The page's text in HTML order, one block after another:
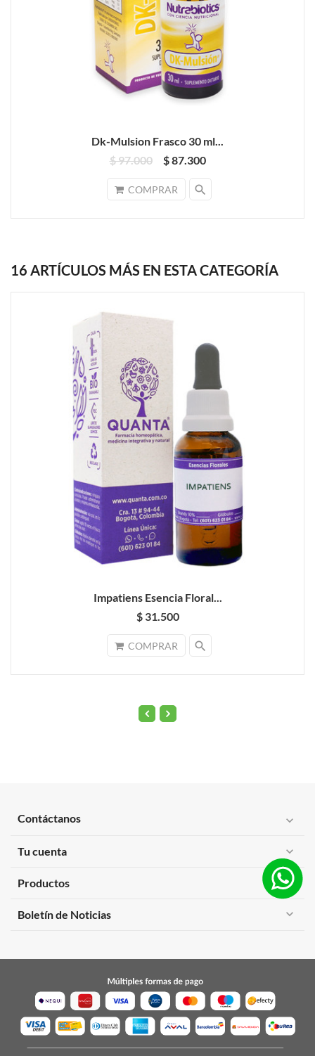
Dk-Mulsion Frasco 30 ml...
$ 97.000
$ 87.300
COMPRAR search
16 ARTÍCULOS MÁS EN ESTA CATEGORÍA
Impatiens Esencia Floral...
$ 31.500
COMPRAR search
Contáctanos expand_more
Tu cuenta expand_more
Productos expand_more
Boletín de Noticias expand_more